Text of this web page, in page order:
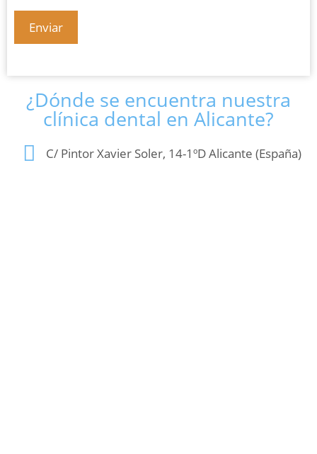
¿Dónde se encuentra nuestra
clínica dental en Alicante?
C/ Pintor Xavier Soler, 14-1ºD Alicante (España)